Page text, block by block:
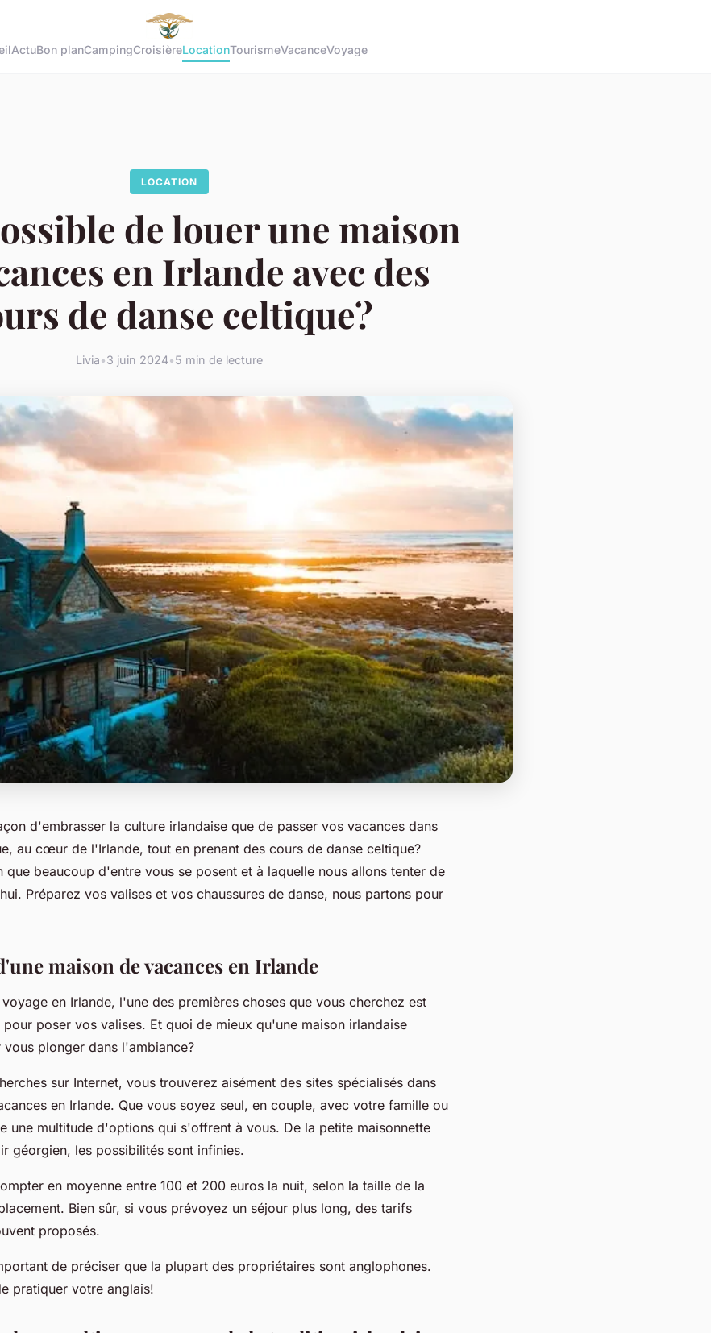
ActuBon planCampingCroisièreLocationTourismeVacanceVoyage
LOCATION
de louer une maison
en Irlande avec des
de danse celtique?
Livia•3 juin 2024•5 min de lecture
d'embrasser la culture irlandaise que de passer vos vacances dans
au cœur de l'Irlande, tout en prenant des cours de danse celtique?
que beaucoup d'entre vous se posent et à laquelle nous allons tenter de
Préparez vos valises et vos chaussures de danse, nous partons pour
maison de vacances en Irlande
en Irlande, l'une des premières choses que vous cherchez est
pour poser vos valises. Et quoi de mieux qu'une maison irlandaise
plonger dans l'ambiance?
sur Internet, vous trouverez aisément des sites spécialisés dans
en Irlande. Que vous soyez seul, en couple, avec votre famille ou
une multitude d'options qui s'offrent à vous. De la petite maisonnette
géorgien, les possibilités sont infinies.
en moyenne entre 100 et 200 euros la nuit, selon la taille de la
Bien sûr, si vous prévoyez un séjour plus long, des tarifs
proposés.
de préciser que la plupart des propriétaires sont anglophones.
pratiquer votre anglais!